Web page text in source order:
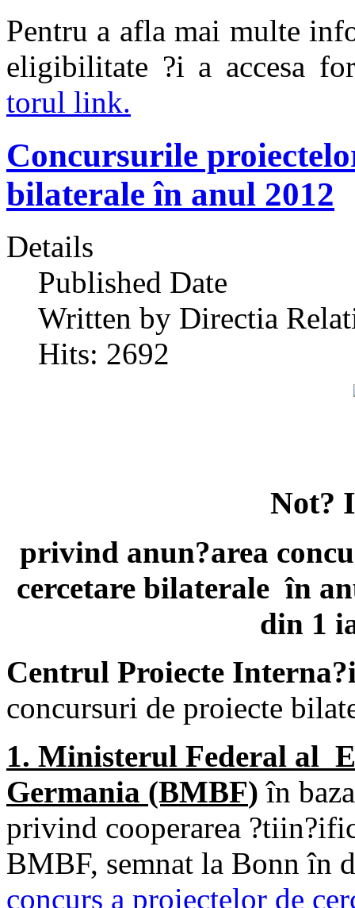
Pentru a afla mai multe
eligibilitate ?i a accesa
torul link.
Concursurile
bilaterale în anul 2012
Details
Published Date
Written by Directia
Hits: 2692
Not?
privind anun?area
cercetare bilaterale în
din 1
Centrul Proiecte
concursuri de proiecte
1. Ministerul Federal al
Germania (BMBF) în
privind cooperarea
BMBF, semnat la Bonn în
concurs a proiectelor de